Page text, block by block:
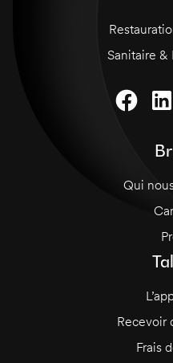
Sanitaire
Qui
Recevoir
Frais